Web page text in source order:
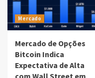
Mercado
Mercado de Opções
Bitcoin Indica
Expectativa de Alta